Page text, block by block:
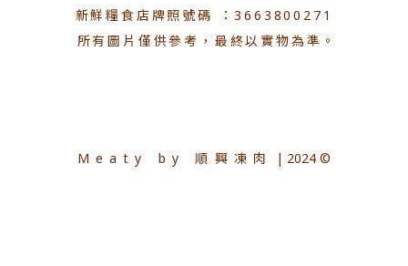
新鮮糧食店牌照號碼 ：3663800271
所有圖片僅供參考，最終以實物為準。
Meaty by 順興凍肉 | 2024 ©